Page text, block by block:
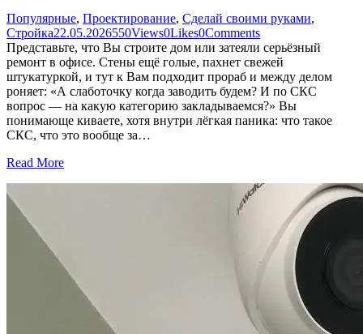
Популярные, Проектирование, Сделай своими руками,
Стройка22.05.2026550Views0Likes0Comments
Представьте, что Вы строите дом или затеяли серьёзный
ремонт в офисе. Стены ещё голые, пахнет свежей
штукатуркой, и тут к Вам подходит прораб и между делом
роняет: «А слаботочку когда заводить будем? И по СКС
вопрос — на какую категорию закладываемся?» Вы
понимающе киваете, хотя внутри лёгкая паника: что такое
СКС, что это вообще за…
Read More